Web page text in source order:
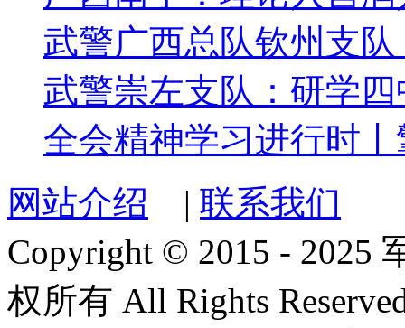
武警广西总队钦州支
武警崇左支队：研学
全会精神学习进行时
网站介绍 | 联系我们
Copyright © 2015 - 2025
权所有 All Rights